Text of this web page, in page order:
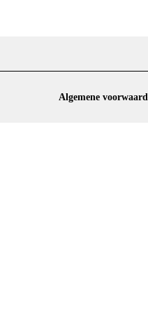
Algemene